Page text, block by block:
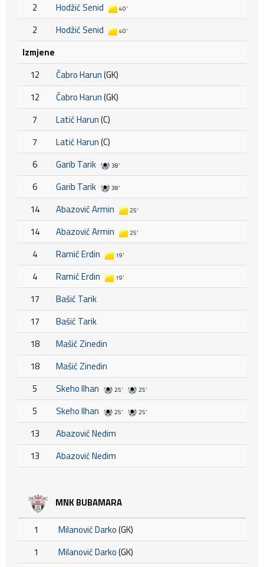
2
Hodžić Senid 40'
2 Hodžić Senid 40'
Izmjene
12
Čabro Harun(GK)
12
Čabro Harun(GK)
7
Latić Harun(C)
7
Latić Harun(C)
6
Garib Tarik 38'
6 Garib Tarik 38'
14 Abazović Armin 25'
14 Abazović Armin 25'
4 Ramić Erdin 19'
4 Ramić Erdin 19'
17
Bašić Tarik
17
Bašić Tarik
18
Mašić Zinedin
18
Mašić Zinedin
5
Skeho Ilhan 25' 25'
5 Skeho Ilhan 25' 25'
13
Abazović Nedim
13
Abazović Nedim
MNK BUBAMARA
1 Milanović Darko(GK)
1
Milanović Darko(GK)